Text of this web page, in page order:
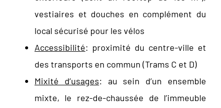
vestiaires et douches en complément du
local sécurisé pour les vélos
Accessibilité: proximité du centre-ville et
des transports en commun (Trams C et D)
Mixité d’usages: au sein d’un ensemble
mixte, le rez-de-chaussée de l’immeuble